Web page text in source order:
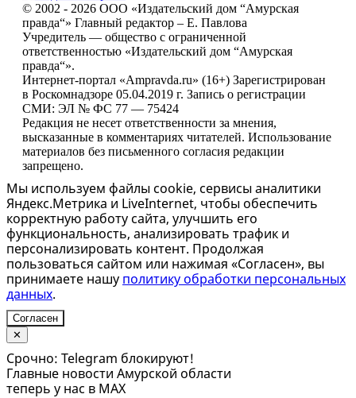
© 2002 - 2026 ООО «Издательский дом “Амурская
правда“» Главный редактор – Е. Павлова
Учредитель — общество с ограниченной
ответственностью «Издательский дом “Амурская
правда“».
Интернет-портал «Ampravda.ru» (16+) Зарегистрирован
в Роскомнадзоре 05.04.2019 г. Запись о регистрации
СМИ: ЭЛ № ФС 77 — 75424
Редакция не несет ответственности за мнения,
высказанные в комментариях читателей. Использование
материалов без письменного согласия редакции
запрещено.
Мы используем файлы cookie, сервисы аналитики
Яндекс.Метрика и LiveInternet, чтобы обеспечить
корректную работу сайта, улучшить его
функциональность, анализировать трафик и
персонализировать контент. Продолжая
пользоваться сайтом или нажимая «Согласен», вы
принимаете нашу политику обработки персональных
данных.
Согласен
✕
Срочно: Telegram блокируют!
Главные новости Амурской области
теперь у нас в MAX